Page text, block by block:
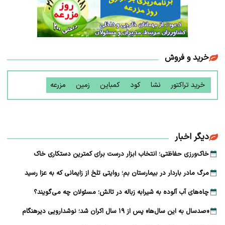
خرید و فروش
خرید تراکتور نشا کود کمباین زمین مزرعه
دیگر اخبار
خاک‌ورزی حفاظتی؛ انتخاب ابزار درست برای کمترین دستکاری خاک
مرگ مادر باردار در بیمارستان بم؛ روایتی تلخ از زایمانی که به عزا رسید
چاه‌های آب آلوده به شیرابه زباله در تالش؛ مسئولان چه می‌گویند؟
«صدسال به این سال‌ها» پس از ۱۹ سال اکران شد؛ نوشدارویی دیرهنگام